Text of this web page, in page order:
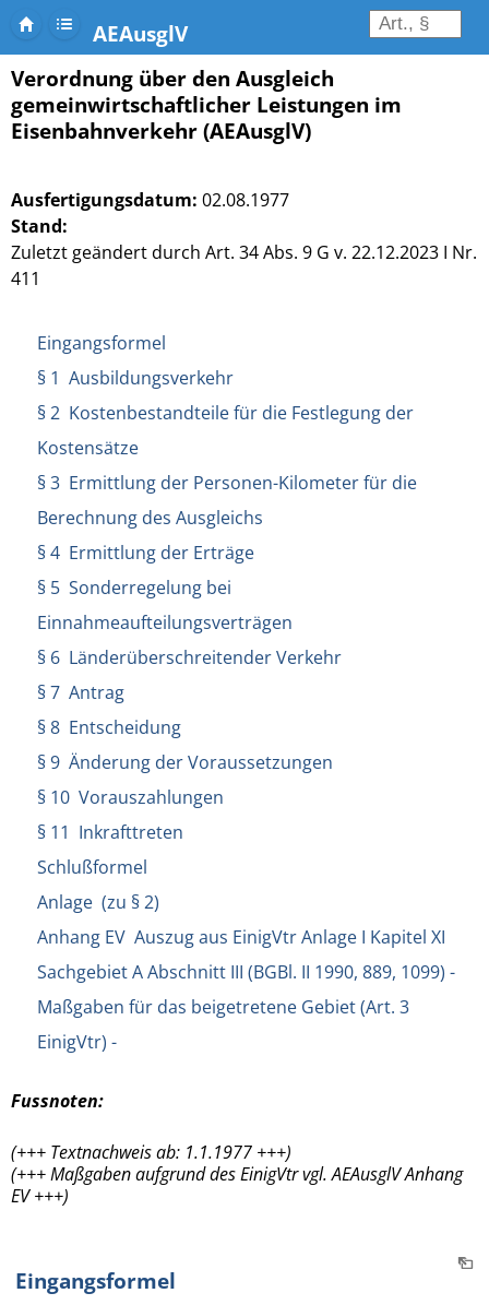
AEAusglV
Verordnung über den Ausgleich
gemeinwirtschaftlicher Leistungen im
Eisenbahnverkehr (AEAusglV)
Ausfertigungsdatum: 02.08.1977
Stand:
Zuletzt geändert durch Art. 34 Abs. 9 G v. 22.12.2023 I Nr.
411
Eingangsformel
§ 1 Ausbildungsverkehr
§ 2 Kostenbestandteile für die Festlegung der
Kostensätze
§ 3 Ermittlung der Personen-Kilometer für die
Berechnung des Ausgleichs
§ 4 Ermittlung der Erträge
§ 5 Sonderregelung bei
Einnahmeaufteilungsverträgen
§ 6 Länderüberschreitender Verkehr
§ 7 Antrag
§ 8 Entscheidung
§ 9 Änderung der Voraussetzungen
§ 10 Vorauszahlungen
§ 11 Inkrafttreten
Schlußformel
Anlage (zu § 2)
Anhang EV Auszug aus EinigVtr Anlage I Kapitel XI
Sachgebiet A Abschnitt III (BGBl. II 1990, 889, 1099) -
Maßgaben für das beigetretene Gebiet (Art. 3
EinigVtr) -
Fussnoten:
(+++ Textnachweis ab: 1.1.1977 +++)
(+++ Maßgaben aufgrund des EinigVtr vgl. AEAusglV Anhang
EV +++)
Eingangsformel